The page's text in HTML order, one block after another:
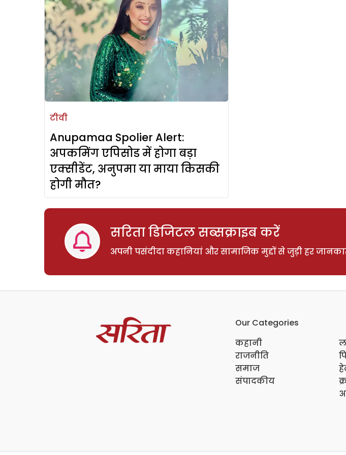
टीवी
Anupamaa Spolier Alert:
अपकमिंग एपिसोड में होगा बड़ा
एक्सीडेंट, अनुपमा या माया किसकी
होगी मौत?
सरिता डिजिटल सब्सक्राइब करें
अपनी पसंदीदा कहानियां और सामाजिक मुद्दों से जुड़ी हर
Our Categories
कहानी
राजनीति
समाज
संपादकीय